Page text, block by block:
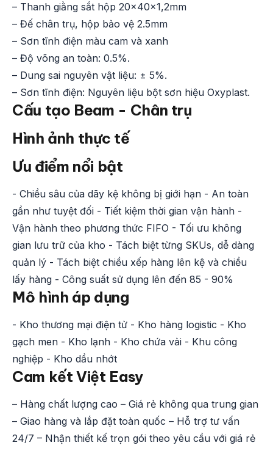
– Thanh giằng sắt hộp 20x40x1,2mm
– Đế chân trụ, hộp bảo vệ 2.5mm
– Sơn tĩnh điện màu cam và xanh
– Độ võng an toàn: 0.5%.
– Dung sai nguyên vật liệu: ± 5%.
– Sơn tĩnh điện: Nguyên liệu bột sơn hiệu Oxyplast.
Cấu tạo Beam - Chân trụ
Hình ảnh thực tế
Ưu điểm nổi bật
- Chiều sâu của dãy kệ không bị giới hạn - An toàn
gần như tuyệt đối - Tiết kiệm thời gian vận hành -
Vận hành theo phương thức FIFO - Tối ưu không
gian lưu trữ của kho - Tách biệt từng SKUs, dễ dàng
quản lý - Tách biệt chiều xếp hàng lên kệ và chiều
lấy hàng - Công suất sử dụng lên đến 85 - 90%
Mô hình áp dụng
- Kho thương mại điện tử - Kho hàng logistic - Kho
gạch men - Kho lạnh - Kho chứa vải - Khu công
nghiệp - Kho dầu nhớt
Cam kết Việt Easy
– Hàng chất lượng cao – Giá rẻ không qua trung gian
– Giao hàng và lắp đặt toàn quốc – Hỗ trợ tư vấn
24/7 – Nhận thiết kế trọn gói theo yêu cầu với giá rẻ